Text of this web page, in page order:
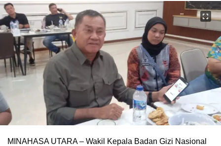
MINAHASA UTARA – Wakil Kepala Badan Gizi Nasional